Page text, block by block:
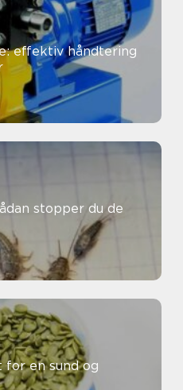
effektiv håndtering